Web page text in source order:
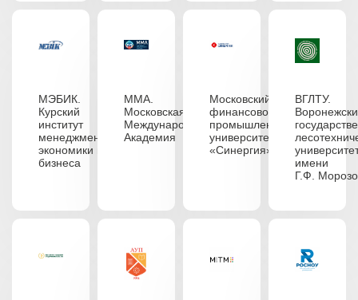
МЭБИК.
Курский
институт
менеджмента,
экономики и
бизнеса
ММА.
Московская
Международная
Академия
Московский
финансово-
промышленный
университет
«Синергия»
ВГЛТУ.
имени
Г.Ф.